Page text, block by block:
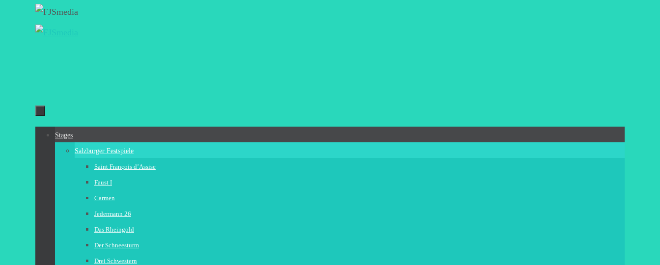
Zum
Stages
Salzburger Festspiele
Saint François d’Assise
Faust I
Carmen
Jedermann 26
Das Rheingold
Der Schneesturm
Drei Schwestern